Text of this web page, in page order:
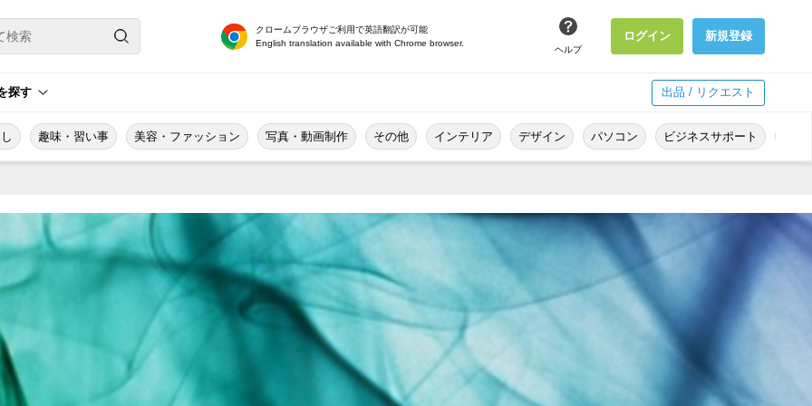
クロームブラウザご利用で英語翻訳が可能
English translation available with Chrome browser.
ヘルプ
ログイン 新規登録
探す 出品 / リクエスト
趣味・習い事 美容・ファッション 写真・動画制作 その他 インテリア デザイン パソコン ビジネスサポート